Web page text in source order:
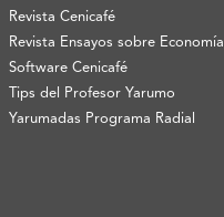
Revista Cenicafé
Revista Ensayos sobre Economía
Software Cenicafé
Tips del Profesor Yarumo
Yarumadas Programa Radial